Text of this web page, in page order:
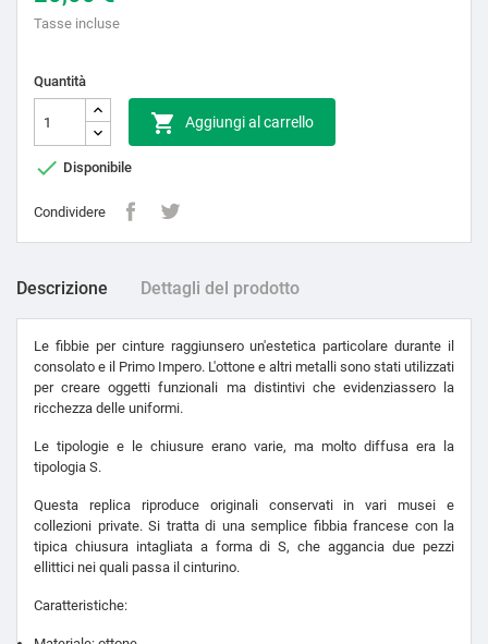
Tasse incluse
Quantità
 Aggiungi al carrello
 Disponibile
Condividere
Descrizione Dettagli del prodotto
Le fibbie per cinture raggiunsero un'estetica particolare durante il
consolato e il Primo Impero. L'ottone e altri metalli sono stati utilizzati
per creare oggetti funzionali ma distintivi che evidenziassero la
ricchezza delle uniformi.
Le tipologie e le chiusure erano varie, ma molto diffusa era la
tipologia S.
Questa replica riproduce originali conservati in vari musei e
collezioni private. Si tratta di una semplice fibbia francese con la
tipica chiusura intagliata a forma di S, che aggancia due pezzi
ellittici nei quali passa il cinturino.
Caratteristiche: